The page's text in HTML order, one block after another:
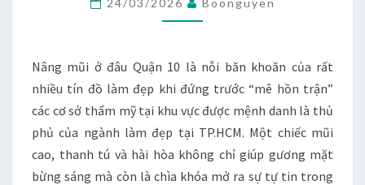
QUẬN
TOP
8
ĐỊA
CHỈ
UY
TÍN
Nâng mũi ở đâu Quận 10 là nỗi băn khoăn của rất
nhiều tín đồ làm đẹp khi đứng trước “mê hồn trận”
các cơ sở thẩm mỹ tại khu vực được mệnh danh là thủ
phủ của ngành làm đẹp tại TP.HCM. Một chiếc mũi
cao, thanh tú và hài hòa không chỉ giúp gương mặt
bừng sáng mà còn là chìa khóa mở ra sự tự tin trong